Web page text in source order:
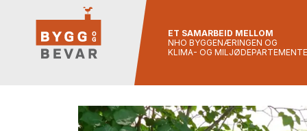
ET SAMARBEID MELLOM
NHO BYGGENÆRINGEN OG
KLIMA- OG